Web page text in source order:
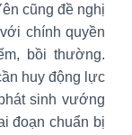
cũng đề nghị
chính quyền
bồi thường.
huy động lực
sinh vướng
đoạn chuẩn bị